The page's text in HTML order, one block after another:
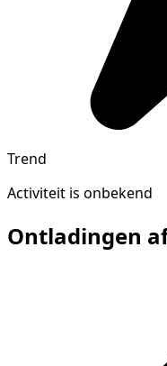
Trend
Activiteit is onbekend
Ontladingen